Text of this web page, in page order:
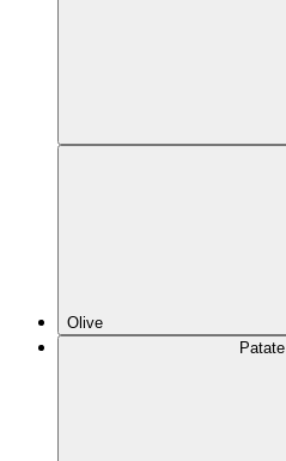
Olive